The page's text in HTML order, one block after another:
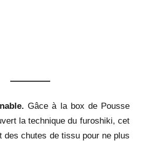
Gâce à la box de Pousse
la technique du furoshiki, cet
des chutes de tissu pour ne plus